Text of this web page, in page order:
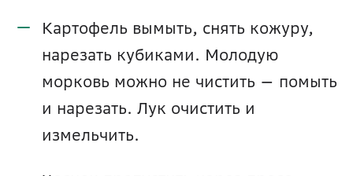
Картофель вымыть, снять кожуру,
нарезать кубиками. Молодую
морковь можно не чистить — помыть
и нарезать. Лук очистить и
измельчить.